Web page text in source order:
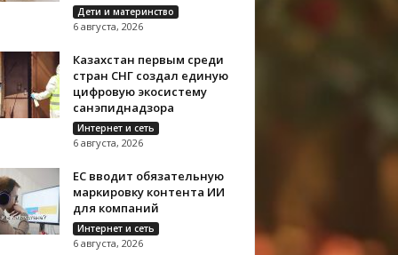
Дети и материнство
6 августа, 2026
Казахстан первым среди
стран СНГ создал единую
цифровую экосистему
санэпиднадзора
Интернет и сеть
6 августа, 2026
ЕС вводит обязательную
маркировку контента ИИ
для компаний
Интернет и сеть
6 августа, 2026